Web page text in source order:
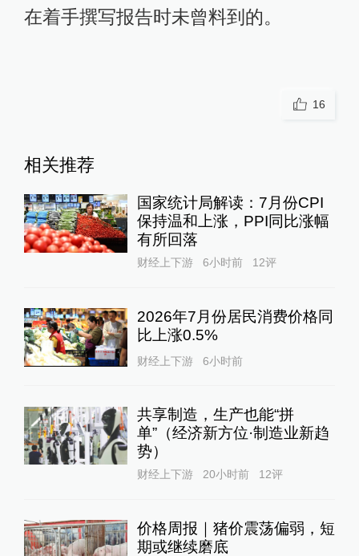
在着手撰写报告时未曾料到的。
16
相关推荐
国家统计局解读：7月份CPI
保持温和上涨，PPI同比涨幅
有所回落
财经上下游 6小时前 12评
2026年7月份居民消费价格同
比上涨0.5%
财经上下游 6小时前
共享制造，生产也能“拼
单”（经济新方位·制造业新趋
势）
财经上下游 20小时前 12评
价格周报｜猪价震荡偏弱，短
期或继续磨底